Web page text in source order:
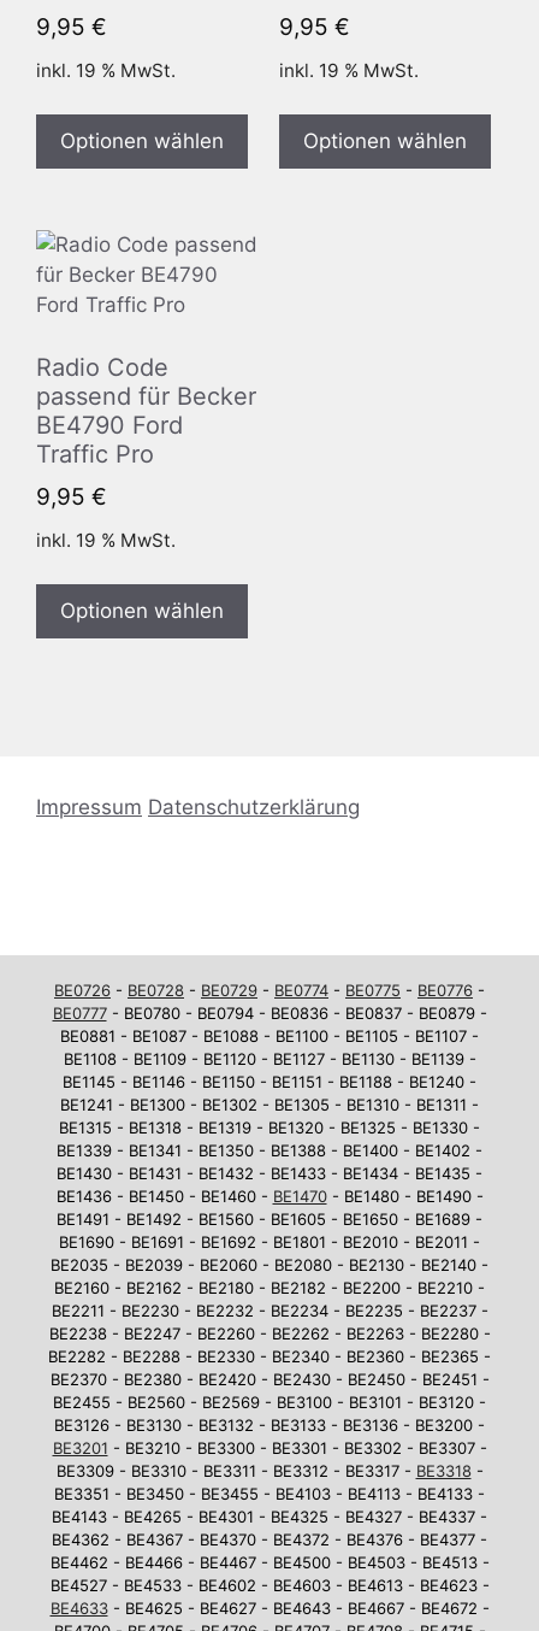
9,95 €
inkl. 19 % MwSt.
Optionen wählen
9,95 €
inkl. 19 % MwSt.
Optionen wählen
Radio Code
passend für Becker
BE4790 Ford
Traffic Pro
9,95 €
inkl. 19 % MwSt.
Optionen wählen
Impressum Datenschutzerklärung
BE0726 - BE0728 - BE0729 - BE0774 - BE0775 - BE0776 -
BE0777- BE0780 - BE0794 - BE0836 - BE0837 - BE0879 -
BE0881 - BE1087 - BE1088 - BE1100 - BE1105 - BE1107 -
BE1108 - BE1109 - BE1120 - BE1127 - BE1130 - BE1139 -
BE1145 - BE1146 - BE1150 - BE1151 - BE1188 - BE1240 -
BE1241 - BE1300 - BE1302 - BE1305 - BE1310 - BE1311 -
BE1315 - BE1318 - BE1319 - BE1320 - BE1325 - BE1330 -
BE1339 - BE1341 - BE1350 - BE1388 - BE1400 - BE1402 -
BE1430 - BE1431 - BE1432 - BE1433 - BE1434 - BE1435 -
BE1436 - BE1450 - BE1460 - BE1470- BE1480 - BE1490 -
BE1491 - BE1492 - BE1560 - BE1605 - BE1650 - BE1689 -
BE1690 - BE1691 - BE1692 - BE1801 - BE2010 - BE2011 -
BE2035 - BE2039 - BE2060 - BE2080 - BE2130 - BE2140 -
BE2160 - BE2162 - BE2180 - BE2182 - BE2200 - BE2210 -
BE2211 - BE2230 - BE2232 - BE2234 - BE2235 - BE2237 -
BE2238 - BE2247 - BE2260 - BE2262 - BE2263 - BE2280 -
BE2282 - BE2288 - BE2330 - BE2340 - BE2360 - BE2365 -
BE2370 - BE2380 - BE2420 - BE2430 - BE2450 - BE2451 -
BE2455 - BE2560 - BE2569 - BE3100 - BE3101 - BE3120 -
BE3126 - BE3130 - BE3132 - BE3133 - BE3136 - BE3200 -
BE3201 - BE3210 - BE3300 - BE3301 - BE3302 - BE3307 -
BE3309 - BE3310 - BE3311 - BE3312 - BE3317 - BE3318-
BE3351 - BE3450 - BE3455 - BE4103 - BE4113 - BE4133 -
BE4143 - BE4265 - BE4301 - BE4325 - BE4327 - BE4337 -
BE4362 - BE4367 - BE4370 - BE4372 - BE4376 - BE4377 -
BE4462 - BE4466 - BE4467 - BE4500 - BE4503 - BE4513 -
BE4527 - BE4533 - BE4602 - BE4603 - BE4613 - BE4623 -
BE4633- BE4625 - BE4627 - BE4643 - BE4667 - BE4672 -